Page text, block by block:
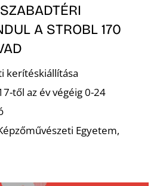
A STROBL 170
kerítéskiállítása
től az év végéig 0-24
Egyetem,